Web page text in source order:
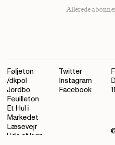
Allerede
Føljeton
/dkpol
Jordbo
Feuilleton
Et Hul i
Markedet
Læsevejr
Ude af kurs
Twitter
Instagram
Facebook